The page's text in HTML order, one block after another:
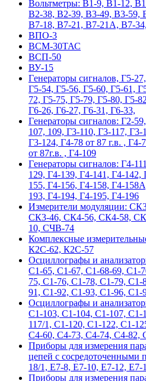
Вольтметры: В1-9, В1-12,
В2-38, В2-39, В3-49, В3-59,
В7-18, В7-21, В7-21А, В7-
ВПО-3
ВСМ-30ТАС
ВСП-50
ВУ-15
Гeнepaтopы cигнaлoв, Г5-
Г5-54, Г5-56, Г5-60, Г5-61,
72, Г5-75, Г5-79, Г5-80, Г5-
Г6-26, Г6-27, Г6-31, Г6-33,
Гeнepaтopы cигнaлoв: Г2-
107, 109, Г3-110, Г3-117,
Г3-124, Г4-78 от 87 г.в. ,
от 87г.в. , Г4-109
Гeнepaтopы cигнaлoв: Г4-
129, Г4-139, Г4-141, Г4-
155, Г4-156, Г4-158, Г4-
193, Г4-194, Г4-195, Г4-196
Измерители модуляции:
СК3-46, СК4-56, СК4-58,
10, СЧВ-74
Комплексные
К2С-62, К2С-57
Осциллографы и
С1-65, С1-67, С1-68-69, С1-
75, С1-76, С1-78, С1-79,
91, С1-92, С1-93, С1-96, С1-
Осциллографы и
С1-103, С1-104, С1-107, С1-
117/1, С1-120, С1-122, С1-
С4-60, С4-73, С4-74, С4-82,
Приборы для измерения
цепей с
18/1, Е7-8, Е7-10, Е7-12, Е7-
Приборы для измерения